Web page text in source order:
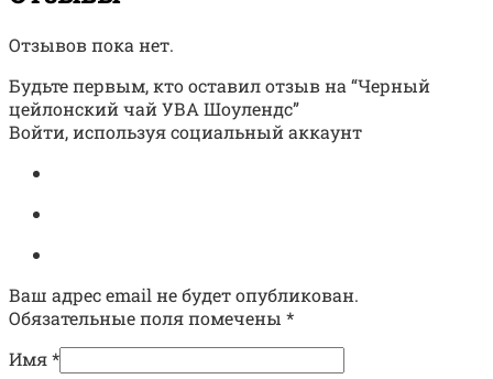
Отзывов пока нет.
Будьте первым, кто оставил отзыв на “Черный
цейлонский чай УВА Шоулендс”
Войти, используя социальный аккаунт
Ваш адрес email не будет опубликован.
Обязательные поля помечены *
Имя*